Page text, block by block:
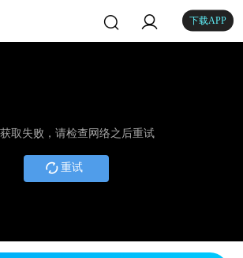
下载APP
取失败，请检查网络之后重试
重试